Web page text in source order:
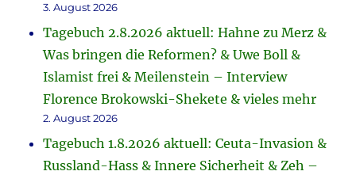
3. August 2026
Tagebuch 2.8.2026 aktuell: Hahne zu Merz &
Was bringen die Reformen? & Uwe Boll &
Islamist frei & Meilenstein – Interview
Florence Brokowski-Shekete & vieles mehr
2. August 2026
Tagebuch 1.8.2026 aktuell: Ceuta-Invasion &
Russland-Hass & Innere Sicherheit & Zeh –